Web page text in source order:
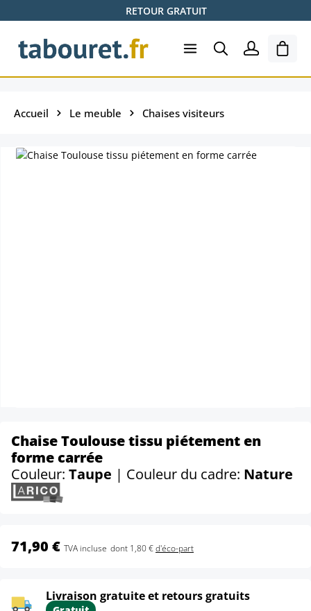
Passer au contenu principalRETOUR GRATUIT
Le
Accueil Le meuble Chaises visiteurs
Chaise Toulouse tissu piétement en
forme carrée
Couleur: Taupe | Couleur du cadre: Nature
71,90 € TVA incluse dont 1,80 €d'éco-part
Livraison gratuite et retours gratuits